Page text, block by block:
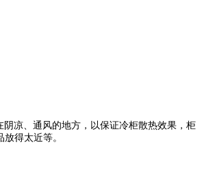
凉、通风的地方，以保证冷柜散热效果，柜
得太近等。